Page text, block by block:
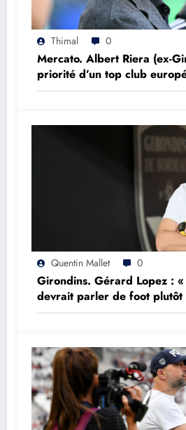
Thimal 0
Mercato. Albert Riera (ex-
priorité d’un top club
Quentin Mallet 0
Girondins. Gérard Lopez :
devrait parler de foot plutôt
choses qu’il ne comprend